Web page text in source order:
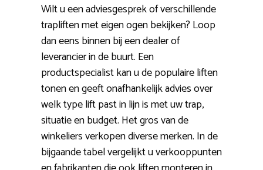
Wilt u een adviesgesprek of verschillende
trapliften met eigen ogen bekijken? Loop
dan eens binnen bij een dealer of
leverancier in de buurt. Een
productspecialist kan u de populaire liften
tonen en geeft onafhankelijk advies over
welk type lift past in lijn is met uw trap,
situatie en budget. Het gros van de
winkeliers verkopen diverse merken. In de
bijgaande tabel vergelijkt u verkooppunten